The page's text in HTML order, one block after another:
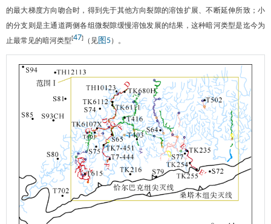
的最大梯度方向吻合时，得到先于其他方向裂隙的溶蚀扩展、不断延伸所致；小
的分支则是主通道两侧各组微裂隙缓慢溶蚀发展的结果，这种暗河类型是迄今为
止最常见的暗河类型[47] （见图5）。